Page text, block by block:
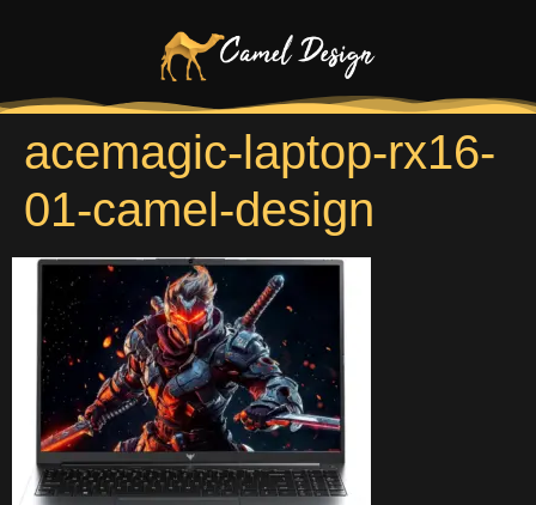
acemagic-laptop-rx16-
01-camel-design